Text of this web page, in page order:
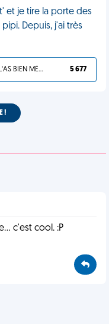
et je tire la porte des
Depuis, j'ai très
TU L'AS BIEN MÉRITÉ 5 677
!
c'est cool. :P